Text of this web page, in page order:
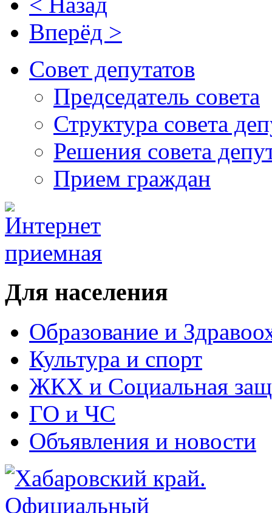
Вперёд >
Совет депутатов
Председатель совета
Структура совета
Решения совета
Прием граждан
Для населения
Образование и
Культура и спорт
ЖКХ и Социальная
ГО и ЧС
Объявления и новости